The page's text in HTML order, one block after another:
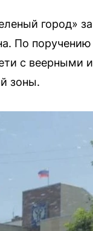
город»
По
с веерными
зоны.